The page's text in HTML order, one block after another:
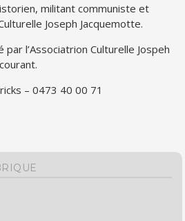
militant communiste et
Joseph Jacquemotte.
l’Associatrion Culturelle Jospeh
– 0473 40 00 71